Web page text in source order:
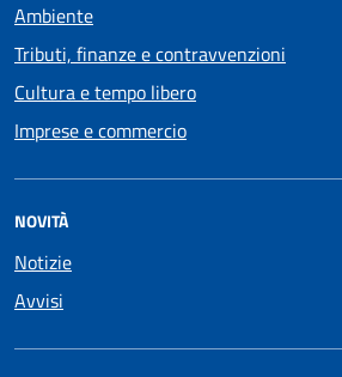
Ambiente
Tributi, finanze e contravvenzioni
Cultura e tempo libero
Imprese e commercio
NOVITÀ
Notizie
Avvisi